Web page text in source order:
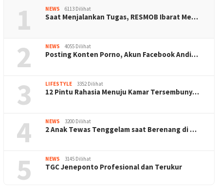
1 NEWS 6113 Dilihat
Saat Menjalankan Tugas, RESMOB Ibarat Me…
2 NEWS 4055 Dilihat
Posting Konten Porno, Akun Facebook Andi…
3 LIFESTYLE 3352 Dilihat
12 Pintu Rahasia Menuju Kamar Tersembuny…
4 NEWS 3200 Dilihat
2 Anak Tewas Tenggelam saat Berenang di …
5 NEWS 3145 Dilihat
TGC Jeneponto Profesional dan Terukur